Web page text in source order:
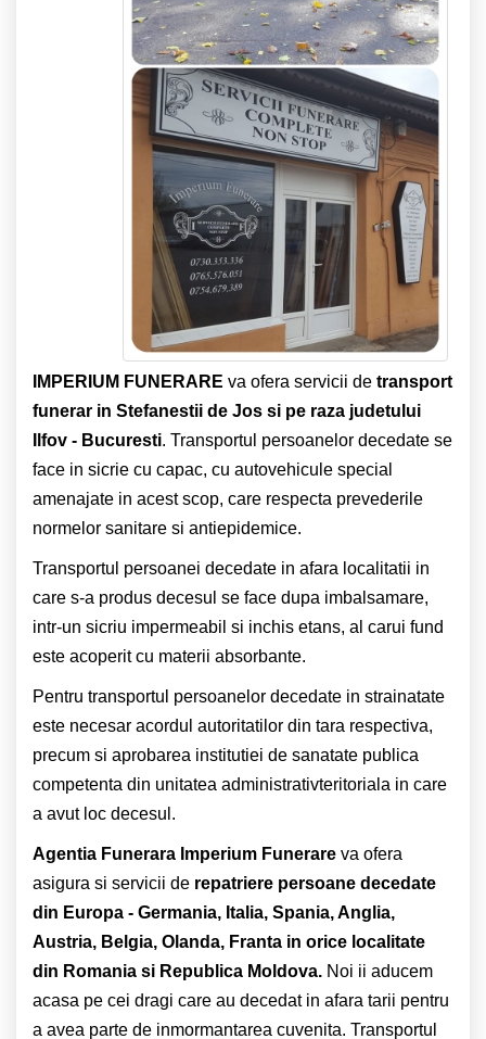
IMPERIUM FUNERARE va ofera servicii de transport
funerar in Stefanestii de Jos si pe raza judetului
Ilfov - Bucuresti. Transportul persoanelor decedate se
face in sicrie cu capac, cu autovehicule special
amenajate in acest scop, care respecta prevederile
normelor sanitare si antiepidemice.
Transportul persoanei decedate in afara localitatii in
care s-a produs decesul se face dupa imbalsamare,
intr-un sicriu impermeabil si inchis etans, al carui fund
este acoperit cu materii absorbante.
Pentru transportul persoanelor decedate in strainatate
este necesar acordul autoritatilor din tara respectiva,
precum si aprobarea institutiei de sanatate publica
competenta din unitatea administrativteritoriala in care
a avut loc decesul.
Agentia Funerara Imperium Funerare va ofera
asigura si servicii de repatriere persoane decedate
din Europa - Germania, Italia, Spania, Anglia,
Austria, Belgia, Olanda, Franta in orice localitate
din Romania si Republica Moldova. Noi ii aducem
acasa pe cei dragi care au decedat in afara tarii pentru
a avea parte de inmormantarea cuvenita. Transportul